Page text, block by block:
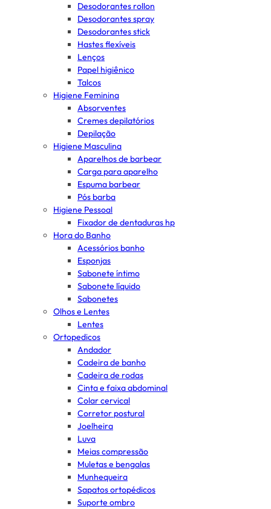
Desodorantes rollon
Desodorantes spray
Desodorantes stick
Hastes flexíveis
Lenços
Papel higiênico
Talcos
Higiene Feminina
Absorventes
Cremes depilatórios
Depilação
Higiene Masculina
Aparelhos de barbear
Carga para aparelho
Espuma barbear
Pós barba
Higiene Pessoal
Fixador de dentaduras hp
Hora do Banho
Acessórios banho
Esponjas
Sabonete íntimo
Sabonete líquido
Sabonetes
Olhos e Lentes
Lentes
Ortopedicos
Andador
Cadeira de banho
Cadeira de rodas
Cinta e faixa abdominal
Colar cervical
Corretor postural
Joelheira
Luva
Meias compressão
Muletas e bengalas
Munhequeira
Sapatos ortopédicos
Suporte ombro